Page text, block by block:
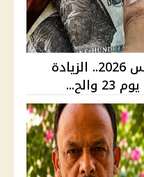
موعد صرف مرتبات أغسطس 2026.. الزيادة